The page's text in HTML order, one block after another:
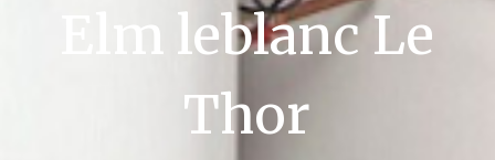
Elm leblanc Le
Thor